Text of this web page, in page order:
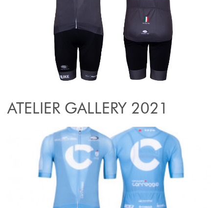
ATELIER GALLERY 2021